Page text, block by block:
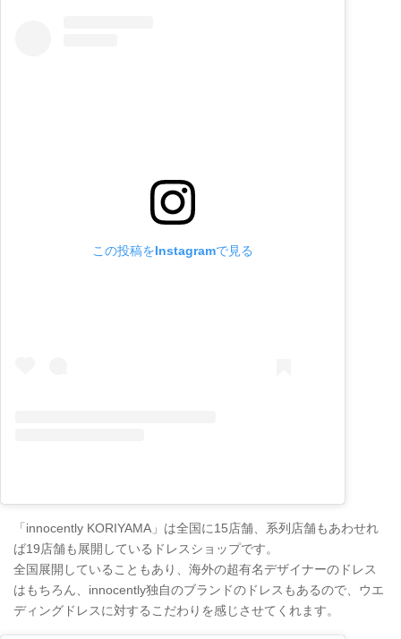
この投稿をInstagramで見る
「innocently KORIYAMA」は全国に15店舗、系列店舗もあわせれ
ば19店舗も展開しているドレスショップです。
全国展開していることもあり、海外の超有名デザイナーのドレス
はもちろん、innocently独自のブランドのドレスもあるので、ウエ
ディングドレスに対するこだわりを感じさせてくれます。